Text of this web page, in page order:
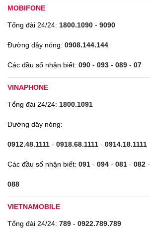
MOBIFONE
Tổng đài 24/24: 1800.1090 - 9090
Đường dây nóng: 0908.144.144
Các đầu số nhận biết: 090 - 093 - 089 - 07
VINAPHONE
Tổng đài 24/24: 1800.1091
Đường dây nóng:
0912.48.1111 - 0918.68.1111 - 0914.18.1111
Các đầu số nhận biết: 091 - 094 - 081 - 082 -
088
VIETNAMOBILE
Tổng đài 24/24: 789 - 0922.789.789